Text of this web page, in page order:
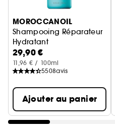
Ignorer le carrousel produits
MOROCCANOIL
Shampooing Réparateur
Hydratant
29,90 €
11,96 € / 100ml
5508avis
Ajouter au panier